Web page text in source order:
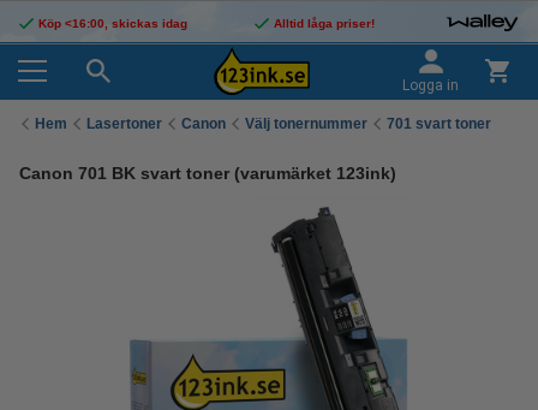
Köp <16:00, skickas idag Alltid låga priser!
Logga in
Hem Lasertoner Canon Välj tonernummer 701 svart toner
Canon 701 BK svart toner (varumärket 123ink)